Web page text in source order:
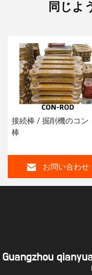
同じよ
接続棒 / 掘削機のコン
棒
お問い合わせ
Guangzhou